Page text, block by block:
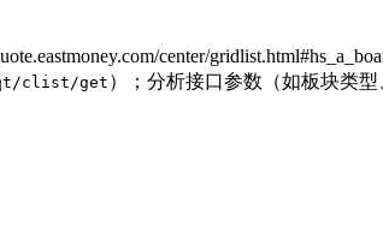
center/
qt/clist/get ）；分析接口参数（如板块类